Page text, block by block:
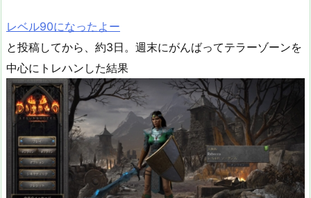
レベル90になったよー
と投稿してから、約3日。週末にがんばってテラーゾーンを
中心にトレハンした結果